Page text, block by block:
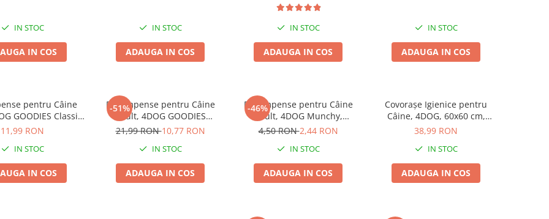
IN STOC
IN COS
IN STOC
ADAUGA IN COS
IN STOC
ADAUGA IN COS
IN STOC
ADAUGA IN COS
pentru Câine
GOODIES Classic,
cu Rață, 100g
11,99 RON
IN STOC
IN COS
-51%
Recompense pentru Câine
Adult, 4DOG GOODIES
Trainer, Miel și Orez, 500g
21,99 RON10,77 RON
IN STOC
ADAUGA IN COS
-46%
Recompense pentru Câine
Adult, 4DOG Munchy,
Batoane, Vită, 12.5cm, 10
4,50 RON2,44 RON
IN STOC
ADAUGA IN COS
Covorașe Igienice pentru
Câine, 4DOG, 60x60 cm,
Standard, 30 buc
38,99 RON
IN STOC
ADAUGA IN COS